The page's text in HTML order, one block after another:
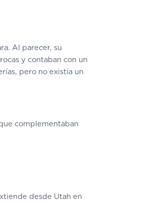
Al parecer, su
y contaban con un
pero no existía un
complementaban
desde Utah en